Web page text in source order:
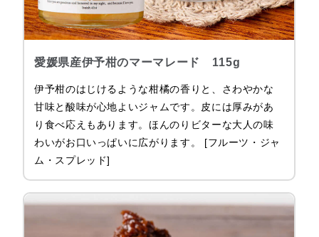
愛媛県産伊予柑のマーマレード 115g
伊予柑のはじけるような柑橘の香りと、さわやかな
甘味と酸味が心地よいジャムです。皮には厚みがあ
り食べ応えもあります。ほんのりビターな大人の味
わいがお口いっぱいに広がります。 [フルーツ・ジャ
ム・スプレッド]